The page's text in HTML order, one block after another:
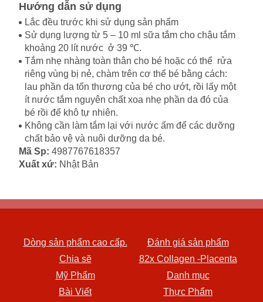
Hướng dẫn sử dụng
Lắc đều trước khi sử dụng sản phẩm
Sử dụng lượng từ 5 – 10 ml sữa tắm cho chậu tắm
khoảng 20 lít nước ở 39 ℃.
Tắm nhẹ nhàng toàn thân cho bé hoặc có thể rửa
riêng vùng bị nẻ, chàm trên cơ thể bé bằng cách:
lau phần da tổn thương của bé cho ướt, rồi lấy một
ít nước tắm nguyên chất xoa nhẹ phần da đó của
bé rồi để khô tự nhiên.
Không cần làm tắm lại với nước ấm để các dưỡng
chất bảo vệ và nuôi dưỡng da bé.
Mã Sp: 4987767618357
Xuất xứ: Nhật Bản
Dòng sản phẩm cao cấp.
Đánh giá sản phẩm
Chia sẽ
82x Collagen -Placenta
Mỹ Phẩm
Danh mục
Bài Viết
Thực Phẩm